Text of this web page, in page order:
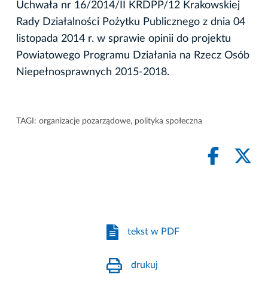
Uchwała nr 16/2014/II KRDPP/12 Krakowskiej
Rady Działalności Pożytku Publicznego z dnia 04
listopada 2014 r. w sprawie opinii do projektu
Powiatowego Programu Działania na Rzecz Osób
Niepełnosprawnych 2015-2018.
TAGI: organizacje pozarządowe, polityka społeczna
tekst w PDF
drukuj